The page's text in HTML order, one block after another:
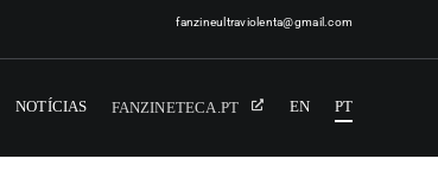
fanzineultraviolenta@gmail.com
NOTÍCIAS FANZINETECA.PT EN PT